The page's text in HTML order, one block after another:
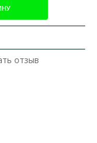
отзыв